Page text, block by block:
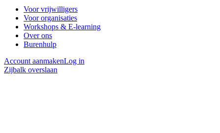
Voor vrijwilligers
Voor organisaties
Workshops & E-learning
Over ons
Burenhulp
Account aanmakenLog in
Zijbalk overslaan